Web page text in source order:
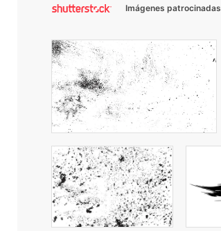
Imágenes patrocinadas